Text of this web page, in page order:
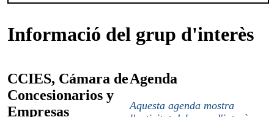
Informació del grup d'interès
CCIES, Cámara de
Concesionarios y
Empresas
Agenda
Aquesta agenda mostra